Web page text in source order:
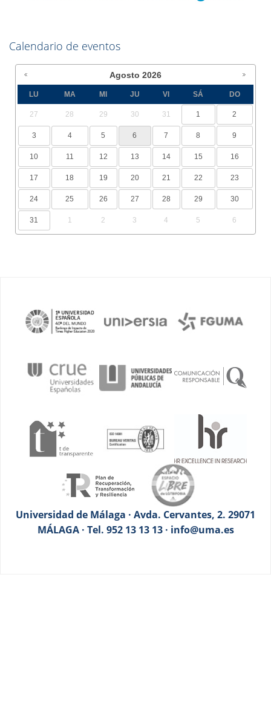
Calendario de eventos
Agosto 2026
LU MA MI JU VI SÁ DO
27 28 29 30 31 1 2
3 4 5 6 7 8 9
10 11 12 13 14 15 16
17 18 19 20 21 22 23
24 25 26 27 28 29 30
31 1 2 3 4 5 6
Universidad de Málaga · Avda. Cervantes, 2. 29071
MÁLAGA · Tel. 952 13 13 13 · info@uma.es